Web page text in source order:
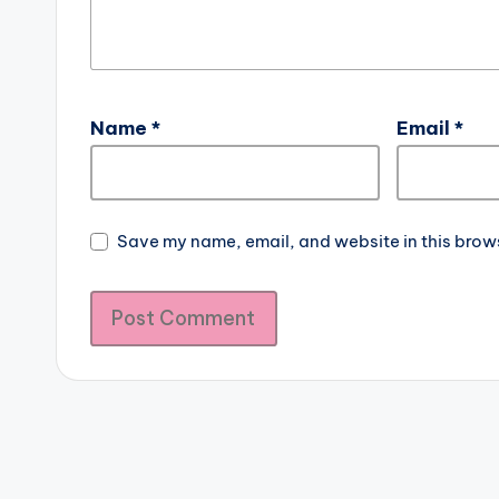
Name * Email *
Save my name, email, and website in this